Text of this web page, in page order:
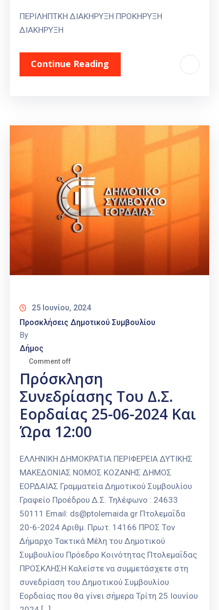
ΠΕΡΙΛΗΠΤΚΗ ΔΙΑΚΗΡΥΞΗ ΠΡΟΚΗΡΥΞΗ
ΔΙΑΚΗΡΥΞΗ
Continue Reading
25 Ιουνίου, 2024
Προσκλήσεις Δημοτικού Συμβουλίου
By
Δήμος
Comment off
Πρόσκληση
Συνεδρίασης Του Δ.Σ.
Εορδαίας 25-06-2024 Και
Ώρα 12:00
ΕΛΛΗΝΙΚΗ ΔΗΜΟΚΡΑΤΙΑ ΠΕΡΙΦΕΡΕΙΑ ΔΥΤΙΚΗΣ
ΜΑΚΕΔΟΝΙΑΣ ΝΟΜΟΣ ΚΟΖΑΝΗΣ ΔΗΜΟΣ
ΕΟΡΔΑΙΑΣ Γραμματεία Δημοτικού Συμβουλίου
Γραφείο Προέδρου Δ.Σ. Τηλέφωνο : 24633
50111 Email: ds@ptolemaida.gr Πτολεμαΐδα
20-6-2024 Αριθμ. Πρωτ. 14166 ΠΡΟΣ Τον
Δήμαρχο Τακτικά Μέλη του Δημοτικού
Συμβουλίου Πρόεδρο Κοινότητας Πτολεμαΐδας
ΠΡΟΣΚΛΗΣΗ Καλείστε να συμμετάσχετε στη
συνεδρίαση του Δημοτικού Συμβουλίου
Εορδαίας που θα γίνει σήμερα Τρίτη 25 Ιουνίου